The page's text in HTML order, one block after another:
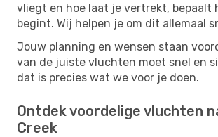
vliegt en hoe laat je vertrekt, bepaalt
begint. Wij helpen je om dit allemaal
Jouw planning en wensen staan
van de juiste vluchten moet snel en
dat is precies wat we voor je doen.
Ontdek voordelige vluchten
Creek